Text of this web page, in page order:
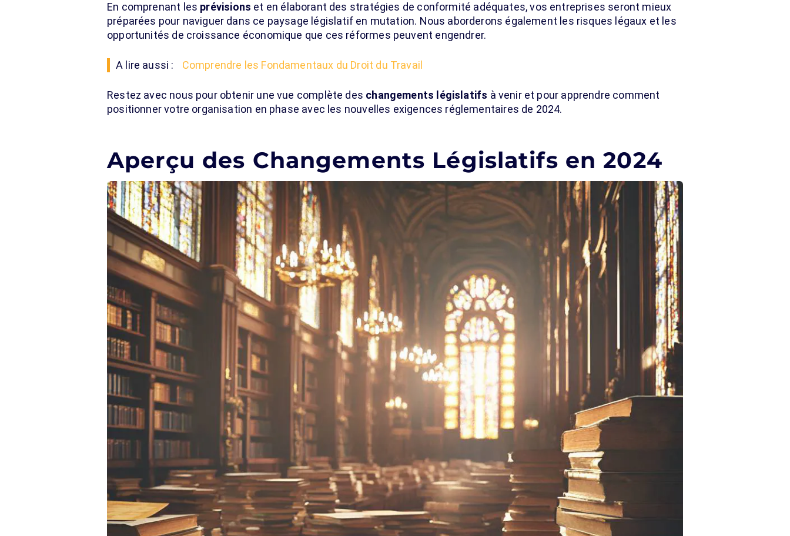
En comprenant les prévisions et en élaborant des stratégies de conformité adéquates, vos entreprises seront mieux
préparées pour naviguer dans ce paysage législatif en mutation. Nous aborderons également les risques légaux et les
opportunités de croissance économique que ces réformes peuvent engendrer.
A lire aussi : Comprendre les Fondamentaux du Droit du Travail
Restez avec nous pour obtenir une vue complète des changements législatifs à venir et pour apprendre comment
positionner votre organisation en phase avec les nouvelles exigences réglementaires de 2024.
Aperçu des Changements Législatifs en 2024